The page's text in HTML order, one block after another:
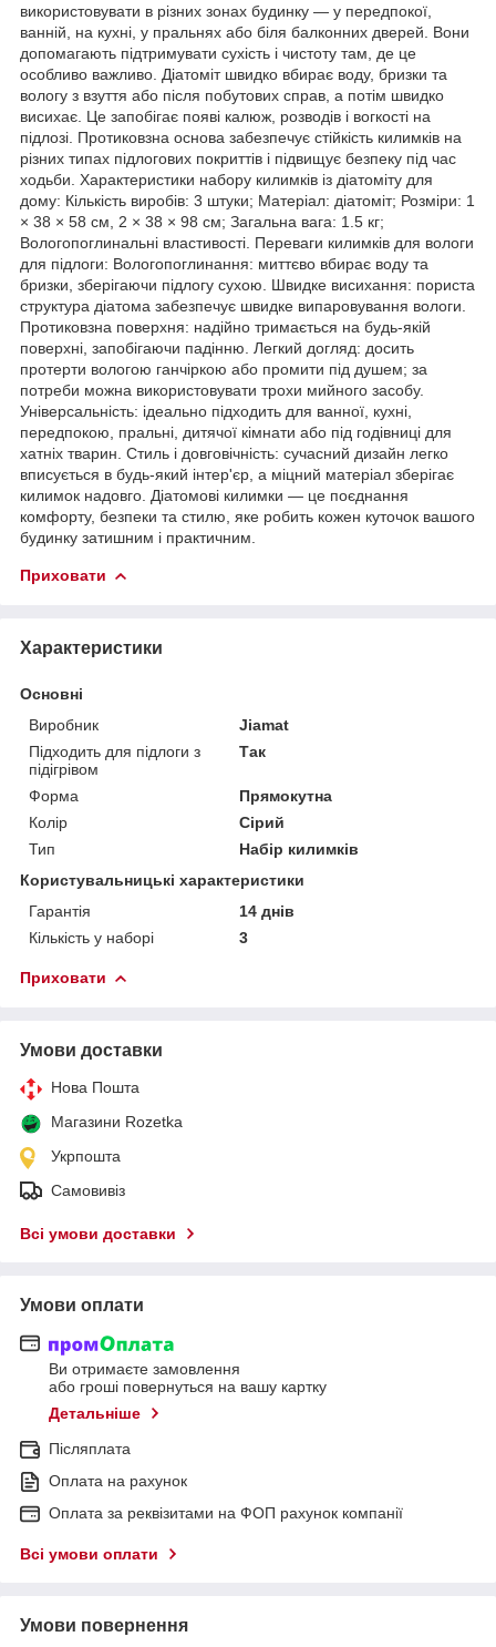
використовувати в різних зонах будинку — у передпокої,
ванній, на кухні, у пральнях або біля балконних дверей. Вони
допомагають підтримувати сухість і чистоту там, де це
особливо важливо. Діатоміт швидко вбирає воду, бризки та
вологу з взуття або після побутових справ, а потім швидко
висихає. Це запобігає появі калюж, розводів і вогкості на
підлозі. Протиковзна основа забезпечує стійкість килимків на
різних типах підлогових покриттів і підвищує безпеку під час
ходьби. Характеристики набору килимків із діатоміту для
дому: Кількість виробів: 3 штуки; Матеріал: діатоміт; Розміри: 1
× 38 × 58 см, 2 × 38 × 98 см; Загальна вага: 1.5 кг;
Вологопоглинальні властивості. Переваги килимків для вологи
для підлоги: Вологопоглинання: миттєво вбирає воду та
бризки, зберігаючи підлогу сухою. Швидке висихання: пориста
структура діатома забезпечує швидке випаровування вологи.
Протиковзна поверхня: надійно тримається на будь-якій
поверхні, запобігаючи падінню. Легкий догляд: досить
протерти вологою ганчіркою або промити під душем; за
потреби можна використовувати трохи мийного засобу.
Універсальність: ідеально підходить для ванної, кухні,
передпокою, пральні, дитячої кімнати або під годівниці для
хатніх тварин. Стиль і довговічність: сучасний дизайн легко
вписується в будь-який інтер'єр, а міцний матеріал зберігає
килимок надовго. Діатомові килимки — це поєднання
комфорту, безпеки та стилю, яке робить кожен куточок вашого
будинку затишним і практичним.
Приховати
Характеристики
Основні
Виробник
Jiamat
Підходить для підлоги з
підігрівом
Так
Форма
Прямокутна
Колір
Сірий
Тип
Набір килимків
Користувальницькі характеристики
Гарантія
14 днів
Кількість у наборі
3
Приховати
Умови доставки
Нова Пошта
Магазини Rozetka
Укрпошта
Самовивіз
Всі умови доставки
Умови оплати
Ви отримаєте замовлення
або гроші повернуться на вашу картку
Детальніше
Післяплата
Оплата на рахунок
Оплата за реквізитами на ФОП рахунок компанії
Всі умови оплати
Умови повернення